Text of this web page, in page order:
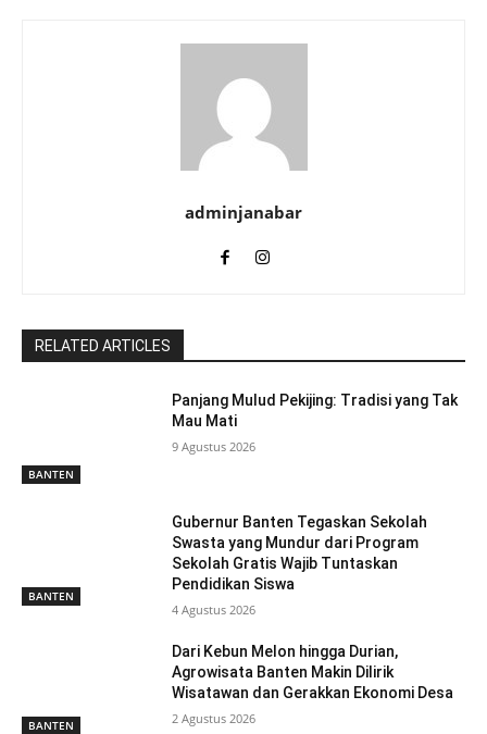
adminjanabar
RELATED ARTICLES
BANTEN
Panjang Mulud Pekijing: Tradisi yang Tak
Mau Mati
9 Agustus 2026
BANTEN
Gubernur Banten Tegaskan Sekolah
Swasta yang Mundur dari Program
Sekolah Gratis Wajib Tuntaskan
Pendidikan Siswa
4 Agustus 2026
BANTEN
Dari Kebun Melon hingga Durian,
Agrowisata Banten Makin Dilirik
Wisatawan dan Gerakkan Ekonomi Desa
2 Agustus 2026